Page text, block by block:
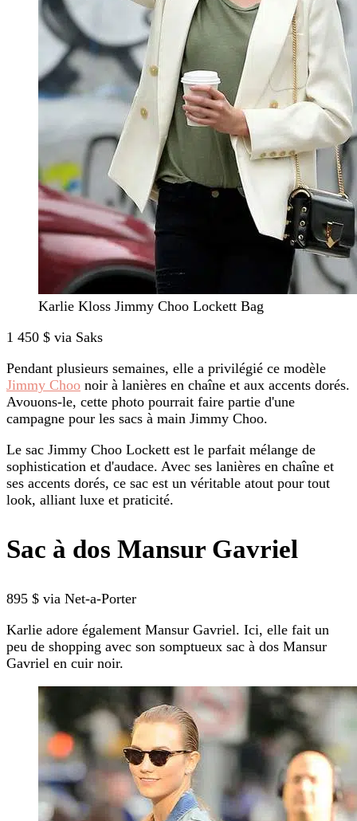
Karlie Kloss Jimmy Choo Lockett Bag
1 450 $ via Saks
Pendant plusieurs semaines, elle a privilégié ce modèle
Jimmy Choo noir à lanières en chaîne et aux accents dorés.
Avouons-le, cette photo pourrait faire partie d'une
campagne pour les sacs à main Jimmy Choo.
Le sac Jimmy Choo Lockett est le parfait mélange de
sophistication et d'audace. Avec ses lanières en chaîne et
ses accents dorés, ce sac est un véritable atout pour tout
look, alliant luxe et praticité.
Sac à dos Mansur Gavriel
895 $ via Net-a-Porter
Karlie adore également Mansur Gavriel. Ici, elle fait un
peu de shopping avec son somptueux sac à dos Mansur
Gavriel en cuir noir.